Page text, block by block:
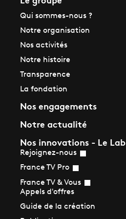
Qui sommes-nous ?
Notre organisation
Nos activités
Notre histoire
Transparence
La fondation
Nos engagements
Notre actualité
Nos innovations - Le Lab
Rejoignez-nous
France TV Pro
France TV & Vous
Appels d'offres
Guide de la création